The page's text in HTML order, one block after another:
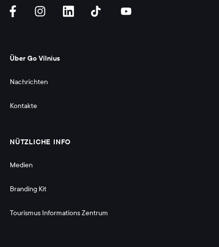
Über Go Vilnius
Nachrichten
Kontakte
NÜTZLICHE INFO
Medien
Branding Kit
Tourismus Informations Zentrum